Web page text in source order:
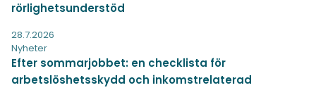
rörlighetsunderstöd
28.7.2026
Nyheter
Efter sommarjobbet: en checklista för
arbetslöshetsskydd och inkomstrelaterad